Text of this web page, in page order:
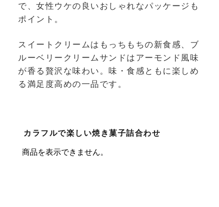
で、女性ウケの良いおしゃれなパッケージも
ポイント。
スイートクリームはもっちもちの新食感、ブ
ルーベリークリームサンドはアーモンド風味
が香る贅沢な味わい。味・食感ともに楽しめ
る満足度高めの一品です。
カラフルで楽しい焼き菓子詰合わせ